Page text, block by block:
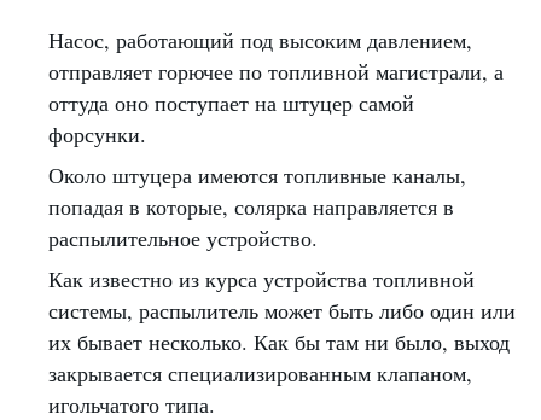
Насос, работающий под высоким давлением,
отправляет горючее по топливной магистрали, а
оттуда оно поступает на штуцер самой
форсунки.
Около штуцера имеются топливные каналы,
попадая в которые, солярка направляется в
распылительное устройство.
Как известно из курса устройства топливной
системы, распылитель может быть либо один или
их бывает несколько. Как бы там ни было, выход
закрывается специализированным клапаном,
игольчатого типа.